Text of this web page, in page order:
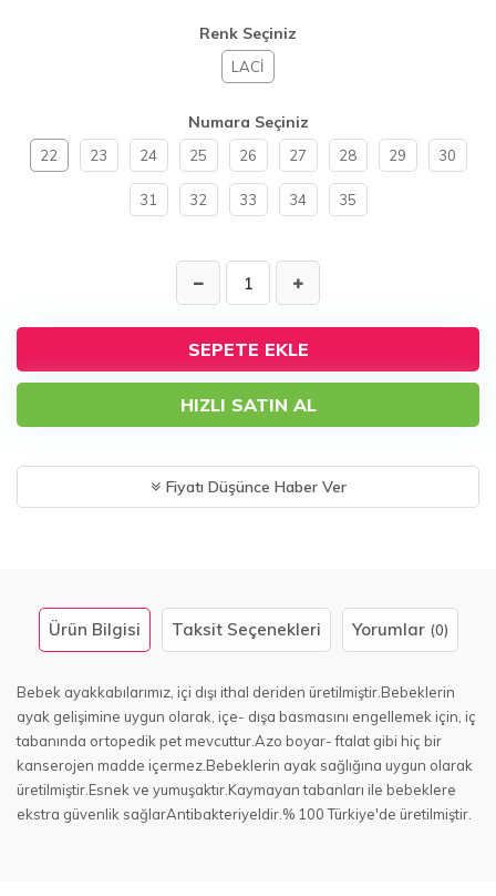
Renk Seçiniz
LACİ
Numara Seçiniz
22 23 24 25 26 27 28 29 30
31 32 33 34 35
SEPETE EKLE
HIZLI SATIN AL
Fiyatı Düşünce Haber Ver
Ürün Bilgisi Taksit Seçenekleri Yorumlar (0)
Bebek ayakkabılarımız, içi dışı ithal deriden üretilmiştir.Bebeklerin
ayak gelişimine uygun olarak, içe- dışa basmasını engellemek için, iç
tabanında ortopedik pet mevcuttur.Azo boyar- ftalat gibi hiç bir
kanserojen madde içermez.Bebeklerin ayak sağlığına uygun olarak
üretilmiştir.Esnek ve yumuşaktır.Kaymayan tabanları ile bebeklere
ekstra güvenlik sağlarAntibakteriyeldir.% 100 Türkiye'de üretilmiştir.